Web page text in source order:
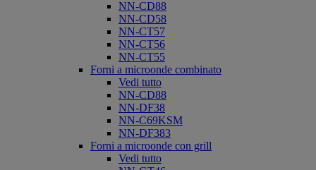
NN-CD88
NN-CD58
NN-CT57
NN-CT56
NN-CT55
Forni a microonde combinato
Vedi tutto
NN-CD88
NN-DF38
NN-C69KSM
NN-DF383
Forni a microonde con grill
Vedi tutto